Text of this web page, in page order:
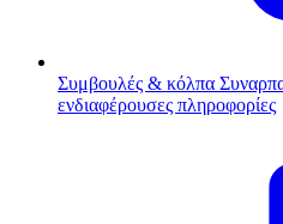
Συμβουλές & κόλπα
ενδιαφέρουσες πληροφορίες